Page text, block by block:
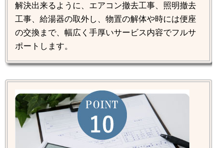
解決出来るように、エアコン撤去工事、照明撤去
工事、給湯器の取外し、物置の解体や時には便座
の交換まで、幅広く手厚いサービス内容でフルサ
ポートします。